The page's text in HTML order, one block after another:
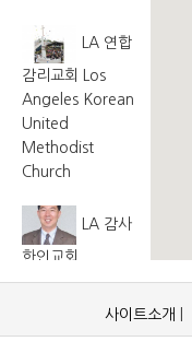
LA 연합
감리교회 Los
Angeles Korean
United
Methodist
Church
LA 감사
한인교회
나성열린
문교회 LA Open
사이트소개